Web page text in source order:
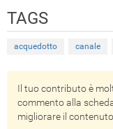
TAGS
acquedotto canale
Il tuo contributo è
commento alla
migliorare il